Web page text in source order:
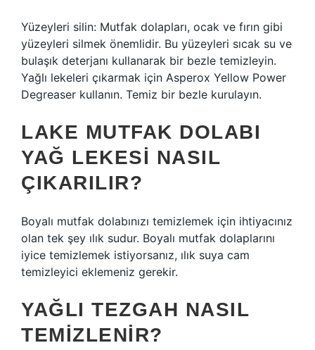
Yüzeyleri silin: Mutfak dolapları, ocak ve fırın gibi
yüzeyleri silmek önemlidir. Bu yüzeyleri sıcak su ve
bulaşık deterjanı kullanarak bir bezle temizleyin.
Yağlı lekeleri çıkarmak için Asperox Yellow Power
Degreaser kullanın. Temiz bir bezle kurulayın.
LAKE MUTFAK DOLABI
YAĞ LEKESI NASIL
ÇIKARILIR?
Boyalı mutfak dolabınızı temizlemek için ihtiyacınız
olan tek şey ılık sudur. Boyalı mutfak dolaplarını
iyice temizlemek istiyorsanız, ılık suya cam
temizleyici eklemeniz gerekir.
YAĞLI TEZGAH NASIL
TEMIZLENIR?